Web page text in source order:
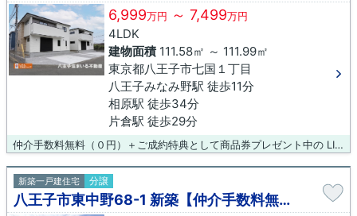
6,999万円 ～ 7,499万円
4LDK
建物面積111.58㎡ ～ 111.99㎡
東京都八王子市七国１丁目
八王子みなみ野駅 徒歩11分
相原駅 徒歩34分
片倉駅 徒歩29分
仲介手数料無料（０円）＋ご成約特典として商品券プレゼント中の LIXIL不動産ショップ八王子住まいる不動産にお任せください！
新築一戸建住宅 分譲
八王子市東中野68-1 新築【仲介手数料無料】